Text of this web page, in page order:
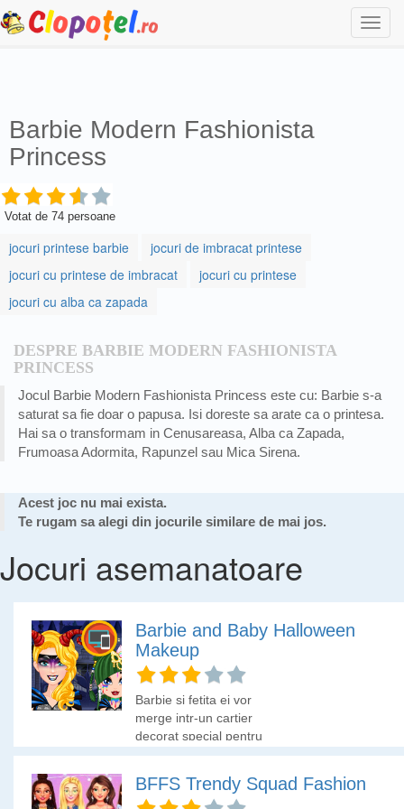
Barbie Modern Fashionista
Princess
Votat de 74 persoane
jocuri printese barbie
jocuri de imbracat printese
jocuri cu printese de imbracat
jocuri cu printese
jocuri cu alba ca zapada
DESPRE BARBIE MODERN FASHIONISTA
PRINCESS
Jocul Barbie Modern Fashionista Princess este cu: Barbie s-a
saturat sa fie doar o papusa. Isi doreste sa arate ca o printesa.
Hai sa o transformam in Cenusareasa, Alba ca Zapada,
Frumoasa Adormita, Rapunzel sau Mica Sirena.
Acest joc nu mai exista.
Te rugam sa alegi din jocurile similare de mai jos.
Jocuri asemanatoare
Barbie and Baby Halloween
Makeup
Barbie si fetita ei vor
merge intr-un cartier
decorat special pentru
sarbatoarea de
ajutam sa se deghizeze
BFFS Trendy Squad Fashion